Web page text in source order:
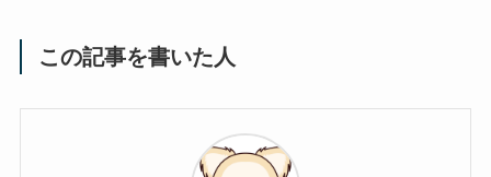
この記事を書いた人